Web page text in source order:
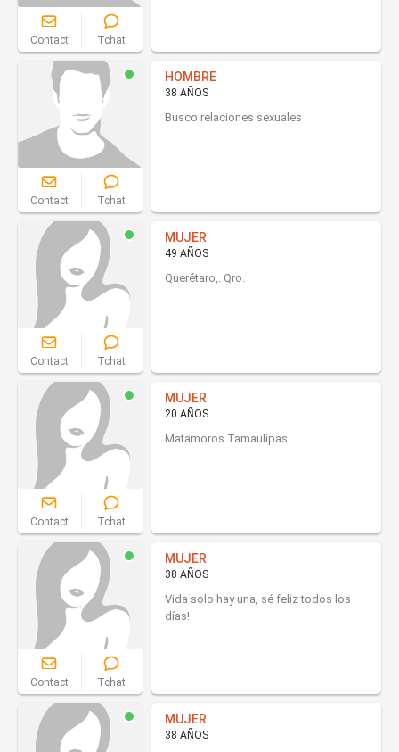
Contact Tchat
Contact Tchat
HOMBRE
38 AÑOS
Busco relaciones sexuales
Contact Tchat
MUJER
49 AÑOS
Querétaro,. Qro.
Contact Tchat
MUJER
20 AÑOS
Matamoros Tamaulipas
Contact Tchat
MUJER
38 AÑOS
Vida solo hay una, sé feliz todos los
días!
MUJER
38 AÑOS